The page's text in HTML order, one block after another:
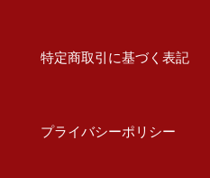
特定商取引に基づく表記
プライバシーポリシー